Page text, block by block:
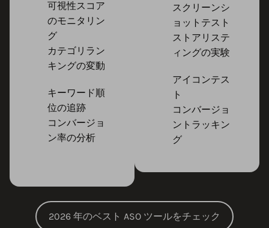
可視性スコア
のモニタリン
グ
カテゴリラン
キングの変動
キーワード順
位の追跡
コンバージョ
ン率の分析
スクリーンシ
ョットテスト
ストアリステ
ィングの実験
アイコンテス
ト
コンバージョ
ントラッキン
グ
2026 年のベスト ASO ツールをチェック